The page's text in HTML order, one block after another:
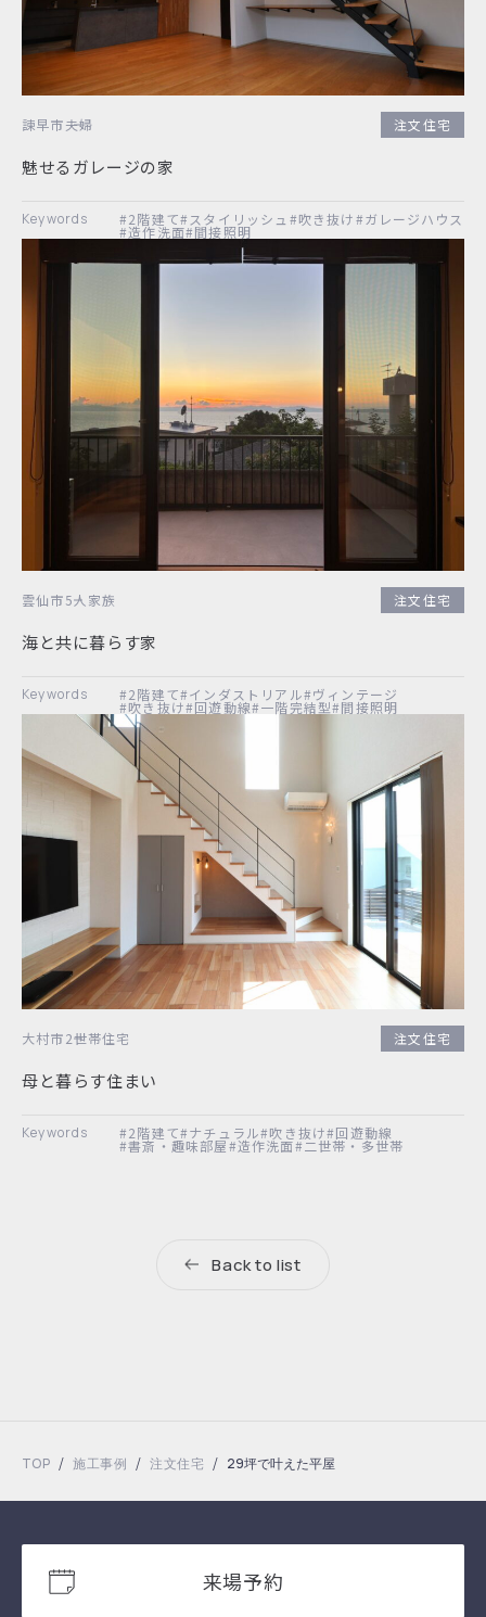
諫早市夫婦 注文住宅
魅せるガレージの家
#2階建て#スタイリッシュ #吹き抜け#ガレージハウス
#造作洗面#間接照明
雲仙市5人家族 注文住宅
海と共に暮らす家
#2階建て#インダストリアル#ヴィンテージ
#吹き抜け#回遊動線#一階完結型#間接照明
大村市2世帯住宅 注文住宅
母と暮らす住まい
#2階建て#ナチュラル#吹き抜け#回遊動線
#書斎・趣味部屋#造作洗面#二世帯・多世帯
Back to list
TOP / 施工事例 / 注文住宅 / 29坪で叶えた平屋
来場予約